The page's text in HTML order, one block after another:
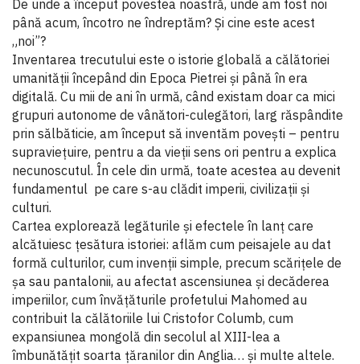
De unde a început povestea noastră, unde am fost noi
până acum, încotro ne îndreptăm? Și cine este acest
„noi”?
Inventarea trecutului este o istorie globală a călătoriei
umanității începând din Epoca Pietrei și până în era
digitală. Cu mii de ani în urmă, când existam doar ca mici
grupuri autonome de vânători-culegători, larg răspândite
prin sălbăticie, am început să inventăm povești – pentru
supraviețuire, pentru a da vieții sens ori pentru a explica
necunoscutul. În cele din urmă, toate acestea au devenit
fundamentul pe care s-au clădit imperii, civilizații și
culturi.
Cartea explorează legăturile și efectele în lanț care
alcătuiesc țesătura istoriei: aflăm cum peisajele au dat
formă culturilor, cum invenții simple, precum scărițele de
șa sau pantalonii, au afectat ascensiunea și decăderea
imperiilor, cum învățăturile profetului Mahomed au
contribuit la călătoriile lui Cristofor Columb, cum
expansiunea mongolă din secolul al XIII-lea a
îmbunătățit soarta țăranilor din Anglia… și multe altele.